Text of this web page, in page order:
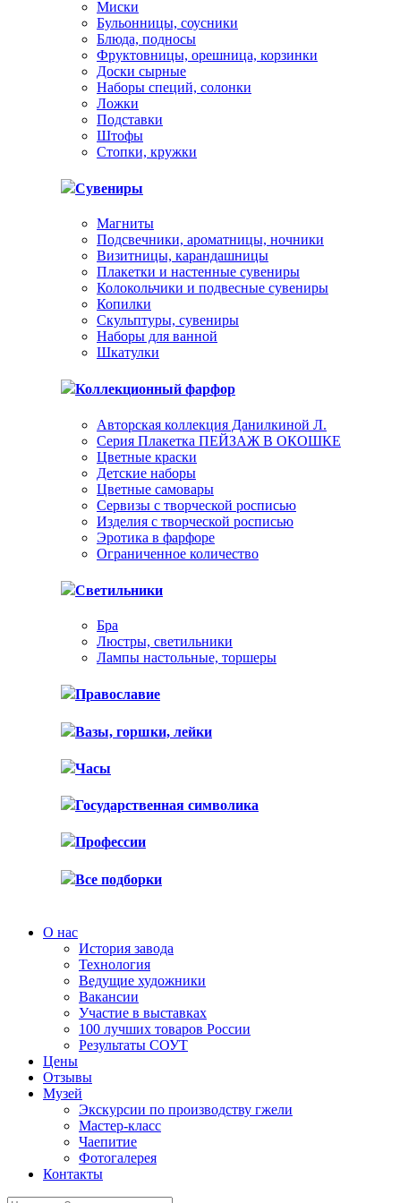
Миски
Бульонницы, соусники
Блюда, подносы
Фруктовницы, орешница, корзинки
Доски сырные
Наборы специй, солонки
Ложки
Подставки
Штофы
Стопки, кружки
Сувениры
Магниты
Подсвечники, ароматницы, ночники
Визитницы, карандашницы
Плакетки и настенные сувениры
Колокольчики и подвесные сувениры
Копилки
Скульптуры, сувениры
Наборы для ванной
Шкатулки
Коллекционный фарфор
Авторская коллекция Данилкиной Л.
Серия Плакетка ПЕЙЗАЖ В ОКОШКЕ
Цветные краски
Детские наборы
Цветные самовары
Сервизы с творческой росписью
Изделия с творческой росписью
Эротика в фарфоре
Ограниченное количество
Светильники
Бра
Люстры, светильники
Лампы настольные, торшеры
Православие
Вазы, горшки, лейки
Часы
Государственная символика
Профессии
Все подборки
О нас
История завода
Технология
Ведущие художники
Вакансии
Участие в выставках
100 лучших товаров России
Результаты СОУТ
Цены
Отзывы
Музей
Экскурсии по производству гжели
Мастер-класс
Чаепитие
Фотогалерея
Контакты